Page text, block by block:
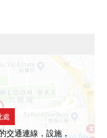
處
交通連線，設施，